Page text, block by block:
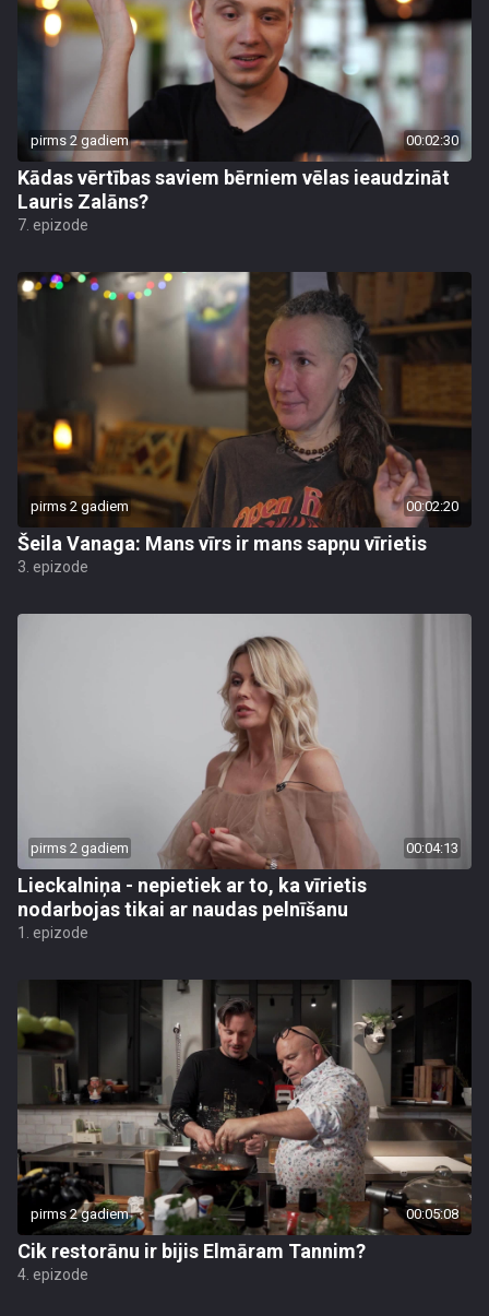
pirms 2 gadiem 00:02:30
Kādas vērtības saviem bērniem vēlas ieaudzināt
Lauris Zalāns?
7. epizode
pirms 2 gadiem 00:02:20
Šeila Vanaga: Mans vīrs ir mans sapņu vīrietis
3. epizode
pirms 2 gadiem 00:04:13
Lieckalniņa - nepietiek ar to, ka vīrietis
nodarbojas tikai ar naudas pelnīšanu
1. epizode
pirms 2 gadiem 00:05:08
Cik restorānu ir bijis Elmāram Tannim?
4. epizode